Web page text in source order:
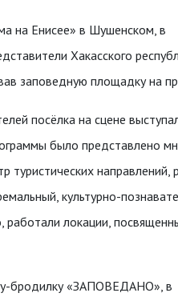
на Енисее» в Шушенском, в
Хакасского
заповедную площадку на
посёлка на сцене
было представлено
туристических
культурно-
работали локации,
бродилку «ЗАПОВЕДАНО», в